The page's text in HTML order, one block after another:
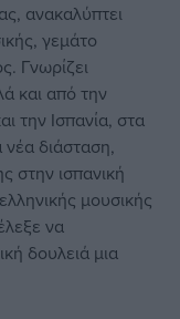
ανακαλύπτει
γεμάτο
Γνωρίζει
και από την
την Ισπανία, στα
νέα διάσταση,
στην ισπανική
μουσικής
να
δουλειά μια